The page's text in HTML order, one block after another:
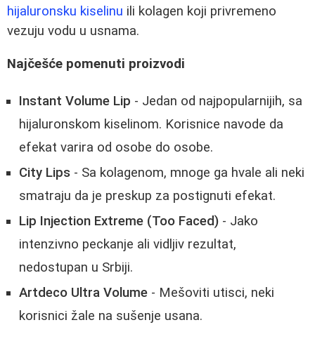
hijaluronsku kiselinu ili kolagen koji privremeno
vezuju vodu u usnama.
Najčešće pomenuti proizvodi
Instant Volume Lip - Jedan od najpopularnijih, sa
hijaluronskom kiselinom. Korisnice navode da
efekat varira od osobe do osobe.
City Lips - Sa kolagenom, mnoge ga hvale ali neki
smatraju da je preskup za postignuti efekat.
Lip Injection Extreme (Too Faced) - Jako
intenzivno peckanje ali vidljiv rezultat,
nedostupan u Srbiji.
Artdeco Ultra Volume - Mešoviti utisci, neki
korisnici žale na sušenje usana.